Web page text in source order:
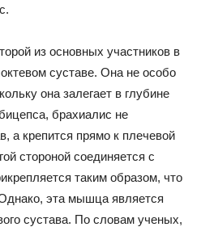
из основных участников в
суставе. Она не особо
она залегает в глубине
брахиалис не
а крепится прямо к плечевой
стороной соединяется с
таким образом, что
эта мышца является
сустава. По словам ученых,